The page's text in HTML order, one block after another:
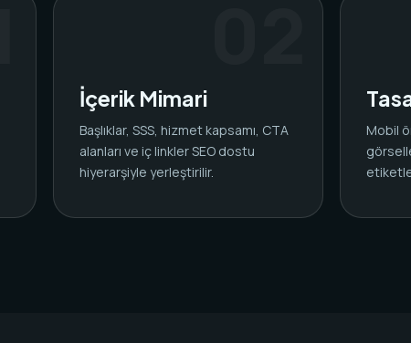
İçerik Mimari
Başlıklar, SSS, hizmet kapsamı, CTA
alanları ve iç linkler SEO dostu
hiyerarşiyle yerleştirilir.
Mobil